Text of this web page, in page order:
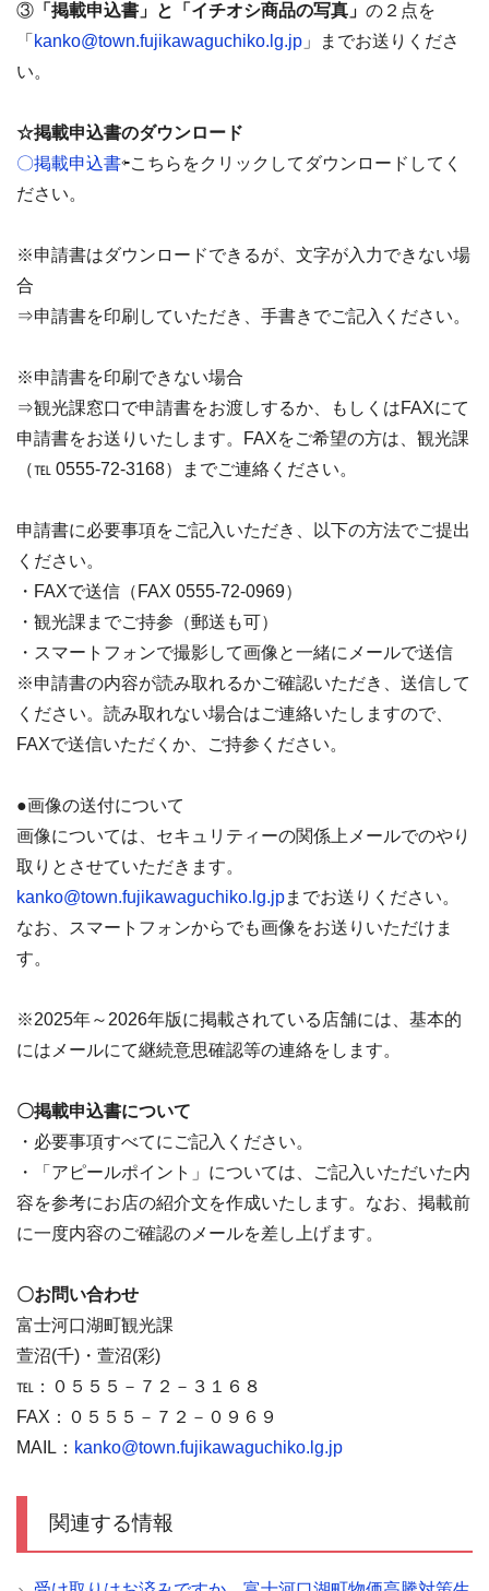
③ 「掲載申込書」と 「イチオシ商品の写真」 の２点を
「 kanko@town.fujikawaguchiko.lg.jp 」までお送りくださ
い。
☆掲載申込書のダウンロード
〇掲載申込書⇦こちらをクリックしてダウンロードしてく
ださい。
※申請書はダウンロードできるが、文字が入力できない場
合
⇒申請書を印刷していただき、手書きでご記入ください。
※申請書を印刷できない場合
⇒観光課窓口で申請書をお渡しするか、もしくはFAXにて
申請書をお送りいたします。FAXをご希望の方は、観光課
（℡ 0555-72-3168）までご連絡ください。
申請書に必要事項をご記入いただき、以下の方法でご提出
ください。
・FAXで送信（FAX 0555-72-0969）
・観光課までご持参（郵送も可）
・スマートフォンで撮影して画像と一緒にメールで送信
※申請書の内容が読み取れるかご確認いただき、送信して
ください。読み取れない場合はご連絡いたしますので、
FAXで送信いただくか、ご持参ください。
●画像の送付について
画像については、セキュリティーの関係上メールでのやり
取りとさせていただきます。
kanko@town.fujikawaguchiko.lg.jpまでお送りください。
なお、スマートフォンからでも画像をお送りいただけま
す。
※2025年～2026年版に掲載されている店舗には、基本的
にはメールにて継続意思確認等の連絡をします。
〇掲載申込書について
・必要事項すべてにご記入ください。
・「アピールポイント」については、ご記入いただいた内
容を参考にお店の紹介文を作成いたします。なお、掲載前
に一度内容のご確認のメールを差し上げます。
〇お問い合わせ
富士河口湖町観光課
萱沼(千)・萱沼(彩)
℡ ：０５５５－７２－３１６８
FAX：０５５５－７２－０９６９
MAIL： kanko@town.fujikawaguchiko.lg.jp
関連する情報